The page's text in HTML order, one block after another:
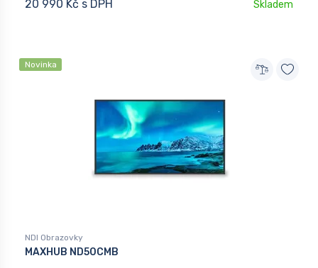
20 990 Kč s DPH Skladem
Novinka
NDI Obrazovky
MAXHUB ND50CMB